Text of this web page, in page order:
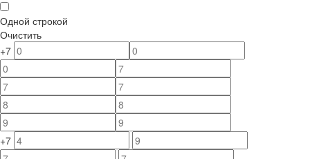
Одной строкой
Очистить
+7
+7